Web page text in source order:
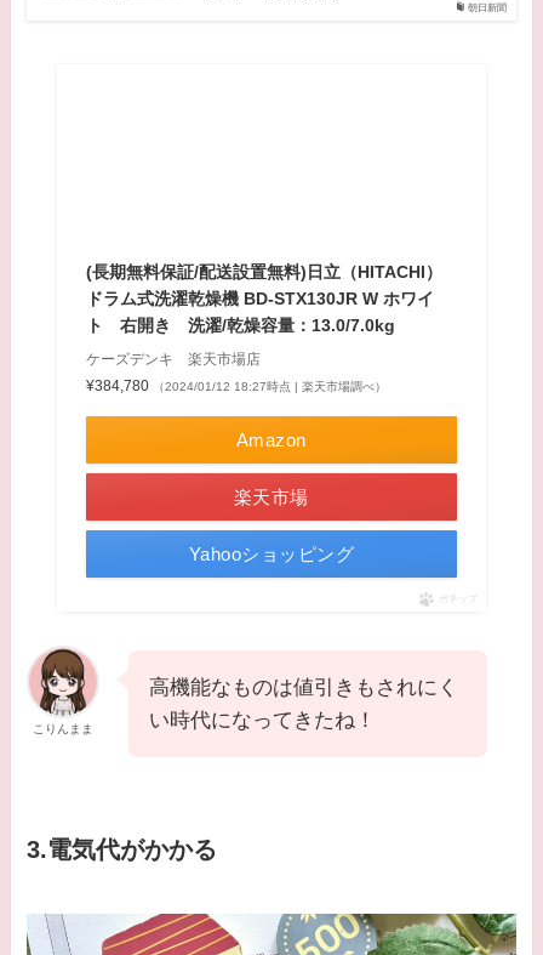
朝日新聞
(長期無料保証/配送設置無料)日立（HITACHI）
ドラム式洗濯乾燥機 BD-STX130JR W ホワイ
ト 右開き 洗濯/乾燥容量：13.0/7.0kg
ケーズデンキ 楽天市場店
¥384,780
（2024/01/12 18:27時点 | 楽天市場調べ）
Amazon
楽天市場
Yahooショッピング
ポチップ
こりんまま
高機能なものは値引きもされにく
い時代になってきたね！
3.電気代がかかる